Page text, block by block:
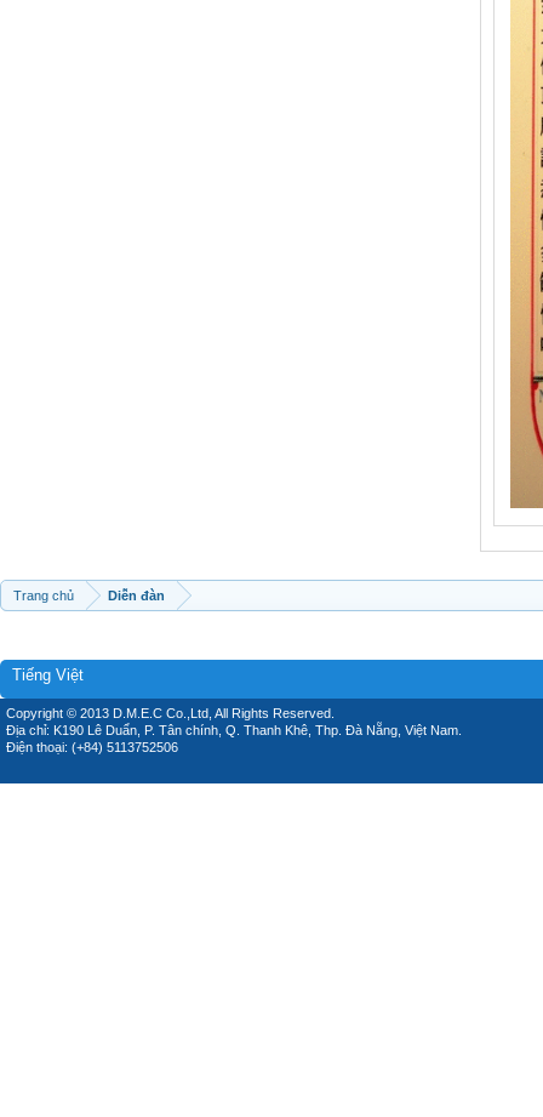
Trang chủ Diễn đàn
Tiếng Việt
Copyright © 2013 D.M.E.C Co.,Ltd, All Rights Reserved.
Địa chỉ: K190 Lê Duẩn, P. Tân chính, Q. Thanh Khê, Thp. Đà Nẵng, Việt Nam.
Điện thoại: (+84) 5113752506